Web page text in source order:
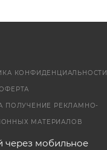
КОНФИДЕНЦИАЛЬНОСТИ
ПОЛУЧЕНИЕ РЕКЛАМНО-
МАТЕРИАЛОВ
через мобильное